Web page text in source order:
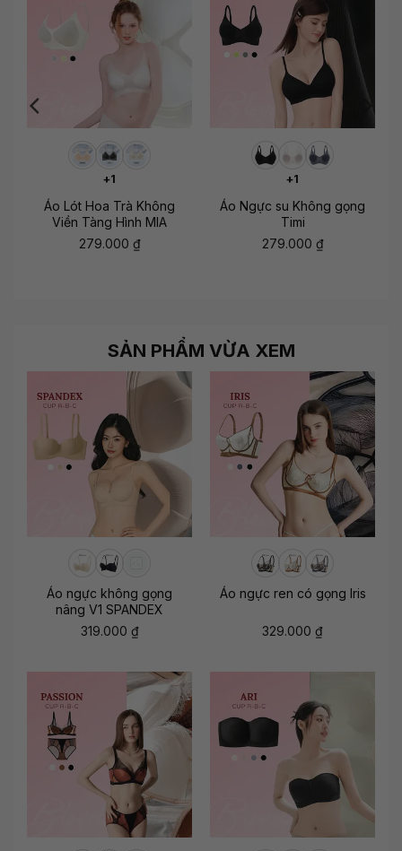
+1
Áo Lót Hoa Trà Không
Viền Tàng Hình MIA
279.000 ₫
+1
Áo Ngực su Không gọng
Timi
279.000 ₫
SẢN PHẨM VỪA XEM
Áo ngực không gọng
nâng V1 SPANDEX
319.000 ₫
Áo ngực ren có gọng Iris
329.000 ₫